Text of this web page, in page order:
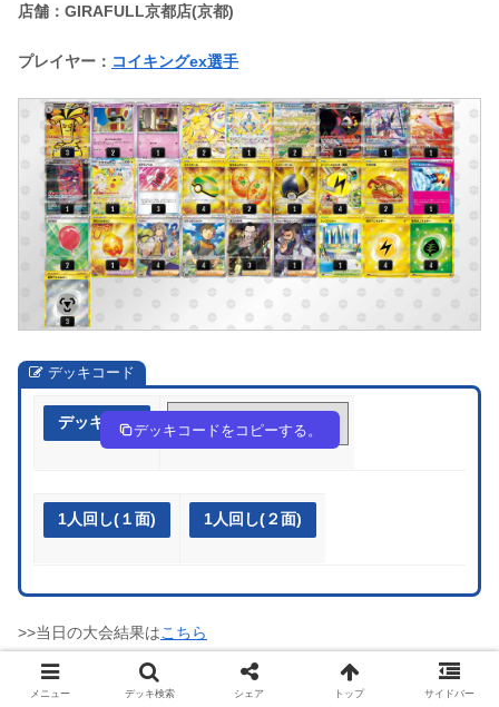
店舗：GIRAFULL京都店(京都)
プレイヤー： コイキングex選手
デッキコード
デッキ作成 vfd5kk-vCIegc-bFFVkV
デッキコードをコピーする。
1人回し(１面) 1人回し(２面)
>>当日の大会結果はこちら
メニュー デッキ検索 シェア トップ サイドバー